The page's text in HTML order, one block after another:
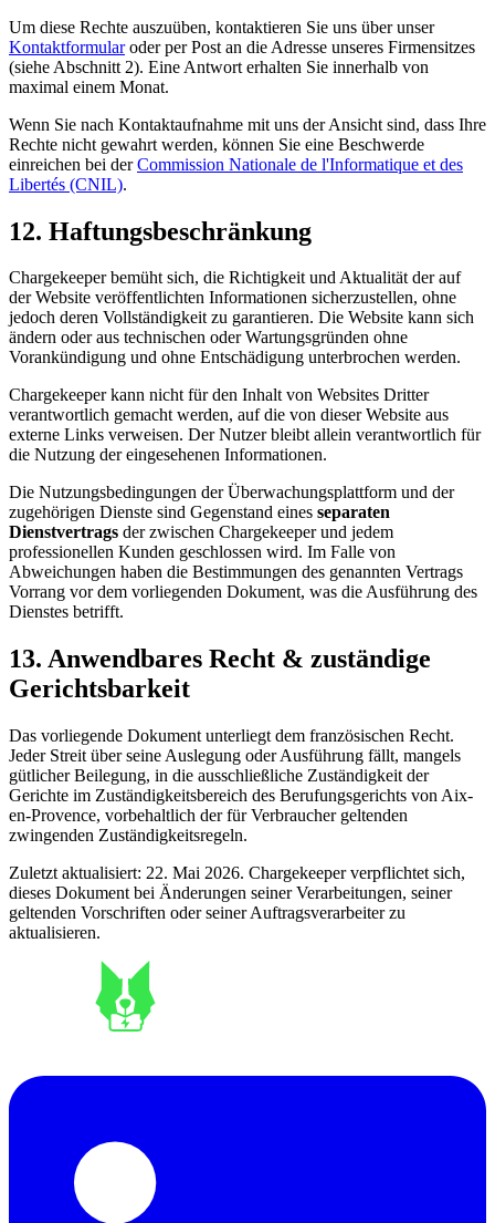
Um diese Rechte auszuüben, kontaktieren Sie uns über unser
Kontaktformularoder per Post an die Adresse unseres Firmensitzes
(siehe Abschnitt 2). Eine Antwort erhalten Sie innerhalb von
maximal einem Monat.
Wenn Sie nach Kontaktaufnahme mit uns der Ansicht sind, dass Ihre
Rechte nicht gewahrt werden, können Sie eine Beschwerde
einreichen bei derCommission Nationale de l'Informatique et des
Libertés (CNIL).
12. Haftungsbeschränkung
Chargekeeper bemüht sich, die Richtigkeit und Aktualität der auf
der Website veröffentlichten Informationen sicherzustellen, ohne
jedoch deren Vollständigkeit zu garantieren. Die Website kann sich
ändern oder aus technischen oder Wartungsgründen ohne
Vorankündigung und ohne Entschädigung unterbrochen werden.
Chargekeeper kann nicht für den Inhalt von Websites Dritter
verantwortlich gemacht werden, auf die von dieser Website aus
externe Links verweisen. Der Nutzer bleibt allein verantwortlich für
die Nutzung der eingesehenen Informationen.
Die Nutzungsbedingungen der Überwachungsplattform und der
zugehörigen Dienste sind Gegenstand eines separaten
Dienstvertrags der zwischen Chargekeeper und jedem
professionellen Kunden geschlossen wird. Im Falle von
Abweichungen haben die Bestimmungen des genannten Vertrags
Vorrang vor dem vorliegenden Dokument, was die Ausführung des
Dienstes betrifft.
13. Anwendbares Recht & zuständige
Gerichtsbarkeit
Das vorliegende Dokument unterliegt dem französischen Recht.
Jeder Streit über seine Auslegung oder Ausführung fällt, mangels
gütlicher Beilegung, in die ausschließliche Zuständigkeit der
Gerichte im Zuständigkeitsbereich des Berufungsgerichts von Aix-
en-Provence, vorbehaltlich der für Verbraucher geltenden
zwingenden Zuständigkeitsregeln.
Zuletzt aktualisiert: 22. Mai 2026. Chargekeeper verpflichtet sich,
dieses Dokument bei Änderungen seiner Verarbeitungen, seiner
geltenden Vorschriften oder seiner Auftragsverarbeiter zu
aktualisieren.